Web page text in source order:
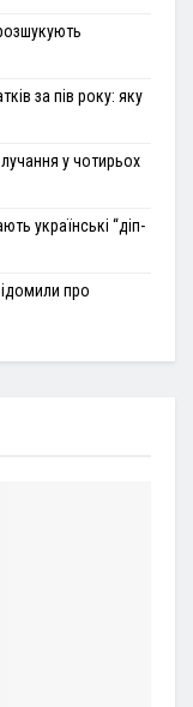
за пів року: яку
у чотирьох
українські “діп-
про